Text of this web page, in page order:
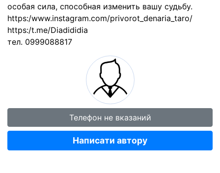
особая сила, способная изменить вашу судьбу.
https:/www.instagram.com/privorot_denaria_taro/
https:/t.me/Diadididia
тел. 0999088817
Телефон не вказаний
Написати автору